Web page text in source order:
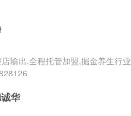
输出,全程托管加盟,掘金养生行业
华